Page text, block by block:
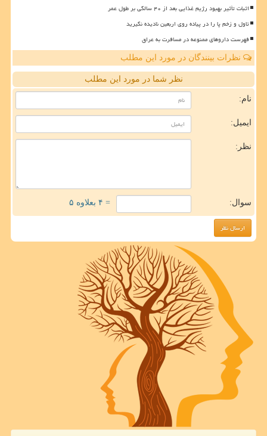
اثبات تأثیر بهبود رژیم غذایی بعد از ۴۰ سالگی بر طول عمر
تاول و زخم پا را در پیاده روی اربعین نادیده نگیرید
فهرست داروهای ممنوعه در مسافرت به عراق
نظرات بینندگان در مورد این مطلب
نظر شما در مورد این مطلب
نام:
ایمیل:
نظر:
سوال: = ۴ بعلاوه ۵